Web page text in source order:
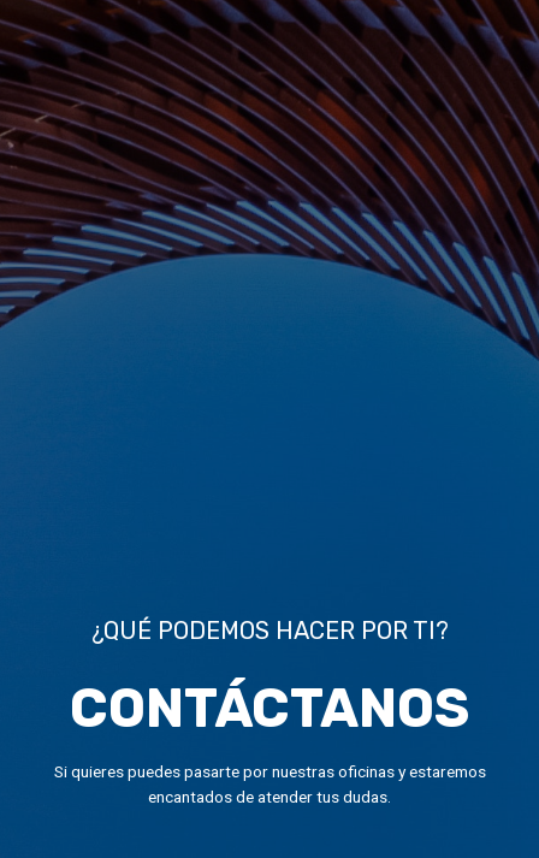
¿QUÉ PODEMOS HACER POR TI?
CONTÁCTANOS
Si quieres puedes pasarte por nuestras oficinas y estaremos
encantados de atender tus dudas.